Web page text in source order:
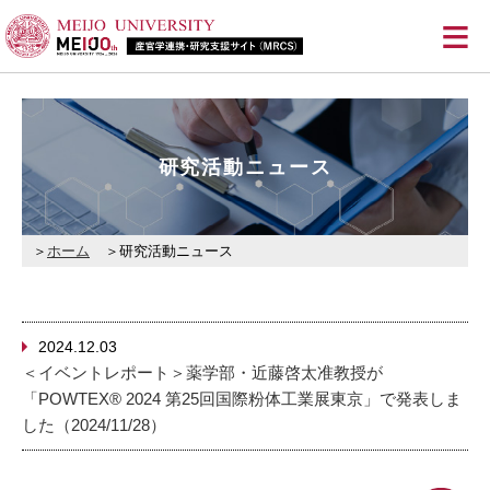
≡
研究活動ニュース
ホーム 研究活動ニュース
2024.12.03
＜イベントレポート＞薬学部・近藤啓太准教授が
「POWTEX® 2024 第25回国際粉体工業展東京」で発表しま
した（2024/11/28）